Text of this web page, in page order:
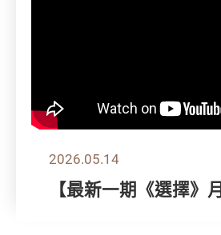
2026.05.14
【最新一期《選擇》